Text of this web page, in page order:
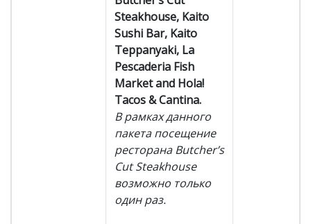
Steakhouse, Kaito
Sushi Bar, Kaito
Teppanyaki, La
Pescaderia Fish
Market and Hola!
Tacos & Cantina.
В рамках данного
пакета посещение
ресторана Butcher’s
Cut Steakhouse
возможно только
один раз.